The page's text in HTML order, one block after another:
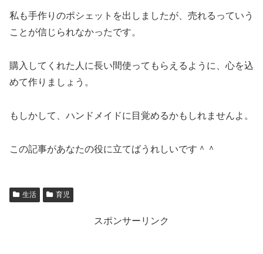
私も手作りのポシェットを出しましたが、売れるっていう
ことが信じられなかったです。
購入してくれた人に長い間使ってもらえるように、心を込
めて作りましょう。
もしかして、ハンドメイドに目覚めるかもしれませんよ。
この記事があなたの役に立てばうれしいです＾＾
生活 育児
スポンサーリンク